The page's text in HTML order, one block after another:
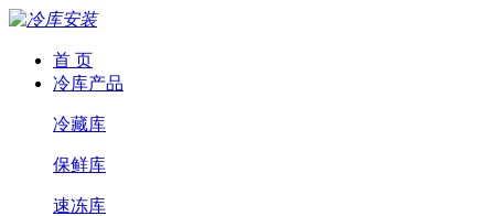
首 页
冷库产品
冷藏库
保鲜库
速冻库